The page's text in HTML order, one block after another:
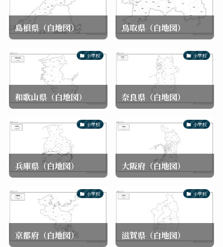
島根県（白地図） 鳥取県（白地図）
小学校
和歌山県（白地図）
小学校
奈良県（白地図）
小学校
兵庫県（白地図）
小学校
大阪府（白地図）
小学校
京都府（白地図）
小学校
滋賀県（白地図）